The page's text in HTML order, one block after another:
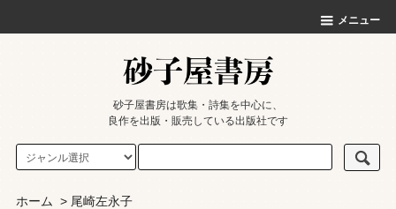
メニュー
砂子屋書房は歌集・詩集を中心に、
良作を出版・販売している出版社です
ホーム > 尾崎左永子